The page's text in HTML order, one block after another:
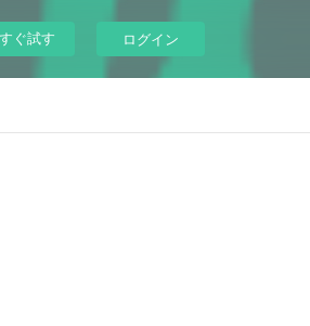
ぐ試す ログイン